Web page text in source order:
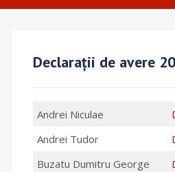
Declarații de avere
Andrei Niculae
Andrei Tudor
Buzatu Dumitru George